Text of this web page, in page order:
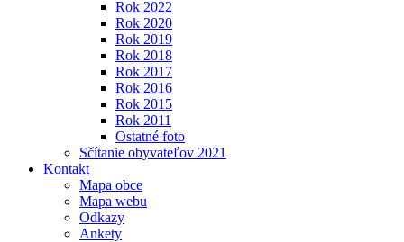
Rok 2022
Rok 2020
Rok 2019
Rok 2018
Rok 2017
Rok 2016
Rok 2015
Rok 2011
Ostatné foto
Sčítanie obyvateľov 2021
Kontakt
Mapa obce
Mapa webu
Odkazy
Ankety